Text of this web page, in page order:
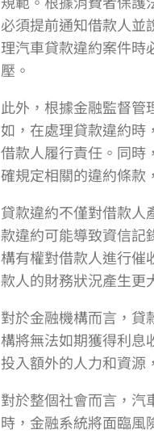
必須提前通知借款人並
理汽車貸款違約案件時
壓。
此外，根據金融監督管
如，在處理貸款違約時
借款人履行責任。同時
確規定相關的違約條款
貸款違約不僅對借款人
款違約可能導致資信記
構有權對借款人進行催
款人的財務狀況產生更
對於金融機構而言，貸
構將無法如期獲得利息
投入額外的人力和資源
對於整個社會而言，汽
時，金融系統將面臨風